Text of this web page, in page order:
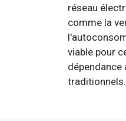
réseau
comme la
viable pour
traditionnels.